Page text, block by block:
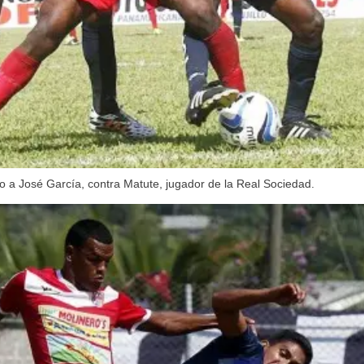
José García, contra Matute, jugador de la Real Sociedad.